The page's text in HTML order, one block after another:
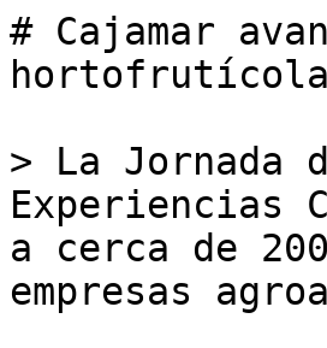
# Cajamar
> La Jornada
Experiencias
a cerca de
empresas